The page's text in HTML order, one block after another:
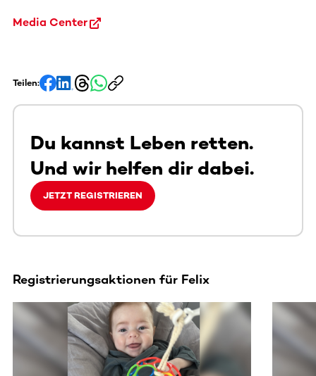
Media Center
Teilen:
Du kannst Leben retten.
Und wir helfen dir dabei.
JETZT REGISTRIEREN
Registrierungsaktionen für Felix
Dieser Bereich enthält horizontal scrollbare Inhalte.